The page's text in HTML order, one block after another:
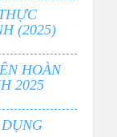
(2025)
HOÀN
2025